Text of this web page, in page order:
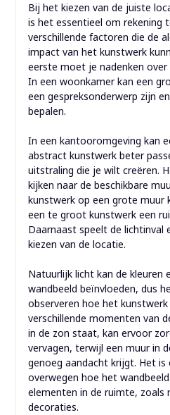
Bij het kiezen van de juiste
is het essentieel om rekening
verschillende factoren die de
impact van het kunstwerk
eerste moet je nadenken
In een woonkamer kan een
een gespreksonderwerp zijn
bepalen.
In een kantooromgeving kan
abstract kunstwerk beter
uitstraling die je wilt creëren.
kijken naar de beschikbare
kunstwerk op een grote muur
een te groot kunstwerk een
Daarnaast speelt de lichtinval
kiezen van de locatie.
Natuurlijk licht kan de kleuren
wandbeeld beïnvloeden, dus
observeren hoe het
verschillende momenten van
in de zon staat, kan ervoor
vervagen, terwijl een muur in
genoeg aandacht krijgt. Het
overwegen hoe het
elementen in de ruimte, zoals
decoraties.